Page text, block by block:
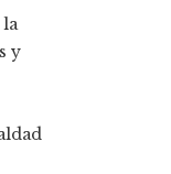
la
y